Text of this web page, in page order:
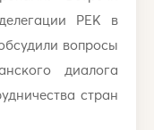
РЕК в
вопросы
диалога
стран